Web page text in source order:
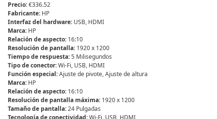
Precio:€336.52
Fabricante: ‎HP
Interfaz del hardware: ‎USB, HDMI
Marca: ‎HP
Relación de aspecto: ‎16:10
Resolución de pantalla: ‎1920 x 1200
Tiempo de respuesta:‎5 Milisegundos
Tipo de conector:‎Wi-Fi, USB, HDMI
Función especial:Ajuste de pivote, Ajuste de altura
Marca: HP
Relación de aspecto: 16:10
Resolución de pantalla máxima: 1920 x 1200
Tamaño de pantalla:24 Pulgadas
Tecnología de conectividad:Wi-Fi, USB, HDMI